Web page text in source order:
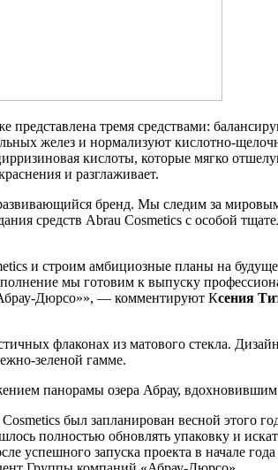
представлена тремя средствами:
желез и нормализуют кислотно-
кислоты, которые мягко
и разглаживает.
бренд. Мы следим за
средств Abrau Cosmetics с особой
и строим амбициозные планы на
мы готовим к выпуску
Дюрсо»», — комментируют Ксения
флаконах из матового стекла.
зеленой гамме.
панорамы озера Абрау, вдохновившим
был запланирован весной этого
полностью обновлять упаковку и
успешного запуска проекта в начале